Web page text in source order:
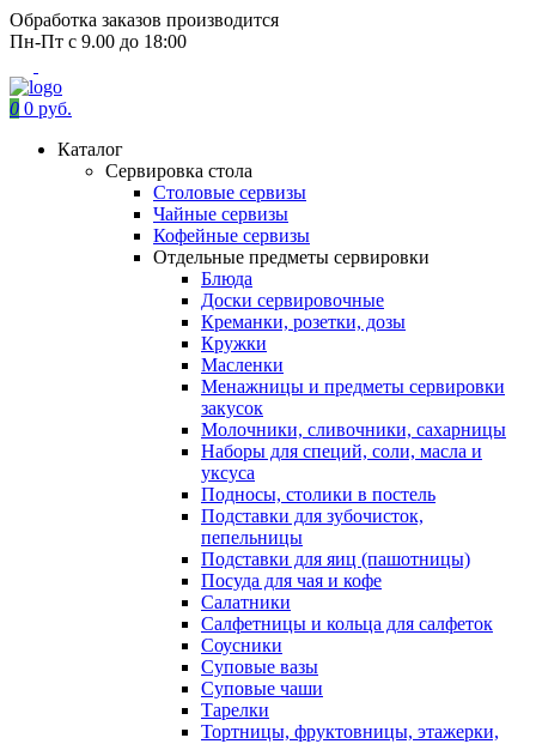
Обработка заказов производится
Пн-Пт с 9.00 до 18:00
0 0 руб.
Каталог
Сервировка стола
Столовые сервизы
Чайные сервизы
Кофейные сервизы
Отдельные предметы сервировки
Блюда
Доски сервировочные
Креманки, розетки, дозы
Кружки
Масленки
Менажницы и предметы сервировки
закусок
Молочники, сливочники, сахарницы
Наборы для специй, соли, масла и
уксуса
Подносы, столики в постель
Подставки для зубочисток,
пепельницы
Подставки для яиц (пашотницы)
Посуда для чая и кофе
Салатники
Салфетницы и кольца для салфеток
Соусники
Суповые вазы
Суповые чаши
Тарелки
Тортницы, фруктовницы, этажерки,